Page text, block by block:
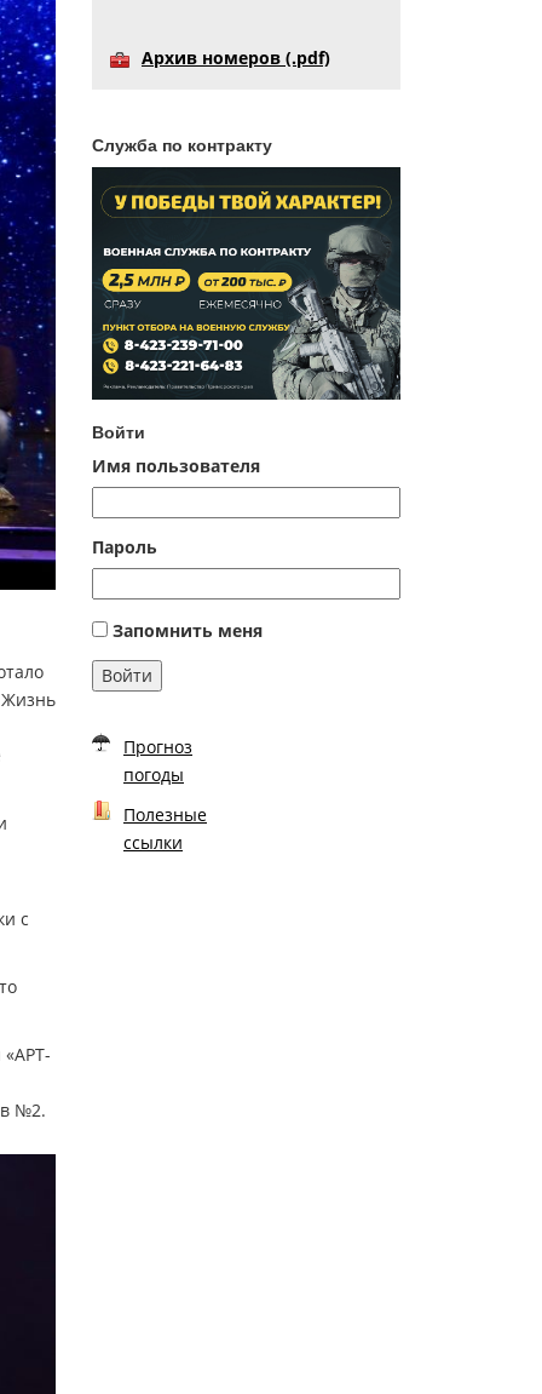
Жизнь
с
№2.
Архив номеров (.pdf)
Служба по контракту
Войти
Имя пользователя
Пароль
Запомнить меня
Войти
Прогноз
погоды
Полезные
ссылки